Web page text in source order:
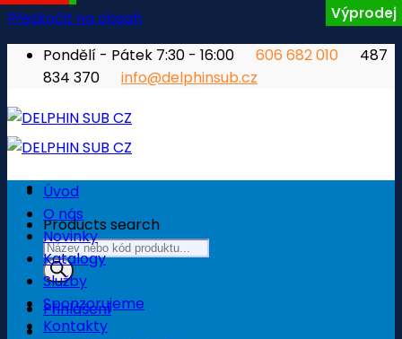
Přeskočit na obsah
Pondělí - Pátek 7:30 - 16:00
606 682 010
487
834 370
info@delphinsub.cz
Products search
Přihlášení
Úvod
O nás
Novinky
Katalogy
Služby
Sponzorujeme
Kontakty
Výprodej